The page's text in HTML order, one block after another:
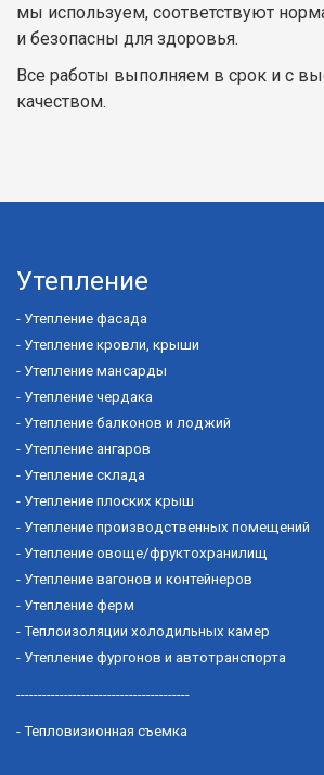
мы используем, соответствуют
и безопасны для здоровья.
Все работы выполняем в срок и с
качеством.
Утепление
- Утепление фасада
- Утепление кровли, крыши
- Утепление мансарды
- Утепление чердака
- Утепление балконов и лоджий
- Утепление ангаров
- Утепление склада
- Утепление плоских крыш
- Утепление производственных помещений
- Утепление овоще/фруктохранилищ
- Утепление вагонов и контейнеров
- Утепление ферм
- Теплоизоляции холодильных камер
- Утепление фургонов и автотранспорта
----------------------------------------
- Тепловизионная съемка